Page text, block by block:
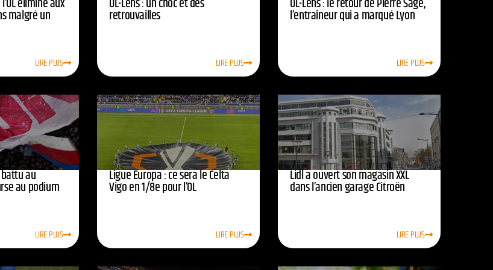
éliminé aux
malgré un
LIRE PLUS
OL-Lens : un choc et des
retrouvailles
LIRE PLUS
OL-Lens : le retour de Pierre Sage,
l’entraîneur qui a marqué Lyon
LIRE PLUS
battu au
au podium
LIRE PLUS
Ligue Europa : ce sera le Celta
Vigo en 1/8e pour l’OL
LIRE PLUS
Lidl a ouvert son magasin XXL
dans l’ancien garage Citroën
LIRE PLUS